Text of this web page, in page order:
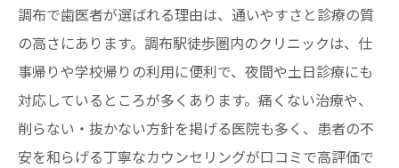
調布で歯医者が選ばれる理由は、通いやすさと診療の質
の高さにあります。調布駅徒歩圏内のクリニックは、仕
事帰りや学校帰りの利用に便利で、夜間や土日診療にも
対応しているところが多くあります。痛くない治療や、
削らない・抜かない方針を掲げる医院も多く、患者の不
安を和らげる丁寧なカウンセリングが口コミで高評価で